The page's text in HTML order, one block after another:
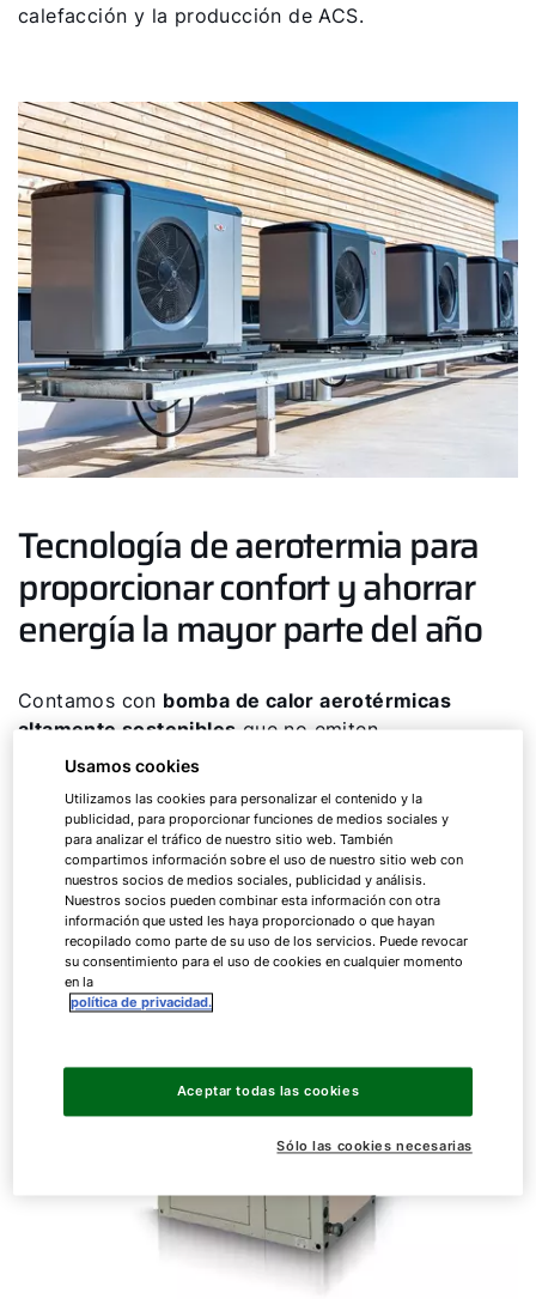
calefacción y la producción de ACS.
Tecnología de aerotermia para
proporcionar confort y ahorrar
energía la mayor parte del año
Contamos con bomba de calor aerotérmicas
altamente sostenibles que no emiten
contaminantes como CO2 y reducen los costes en
medioambiental gratuita, las tarifas de electricidad
reducidas y el empleo de tecnología altamente
eficiente.
Usamos cookies
Utilizamos las cookies para personalizar el contenido y la
publicidad, para proporcionar funciones de medios sociales y
para analizar el tráfico de nuestro sitio web. También
compartimos información sobre el uso de nuestro sitio web con
nuestros socios de medios sociales, publicidad y análisis.
Nuestros socios pueden combinar esta información con otra
información que usted les haya proporcionado o que hayan
recopilado como parte de su uso de los servicios. Puede revocar
su consentimiento para el uso de cookies en cualquier momento
en la
política de privacidad.
Sólo las cookies necesarias
Aceptar todas las cookies